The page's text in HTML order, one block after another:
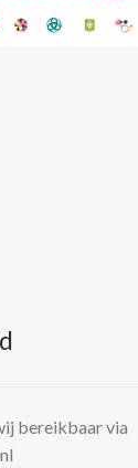
bereikbaar via